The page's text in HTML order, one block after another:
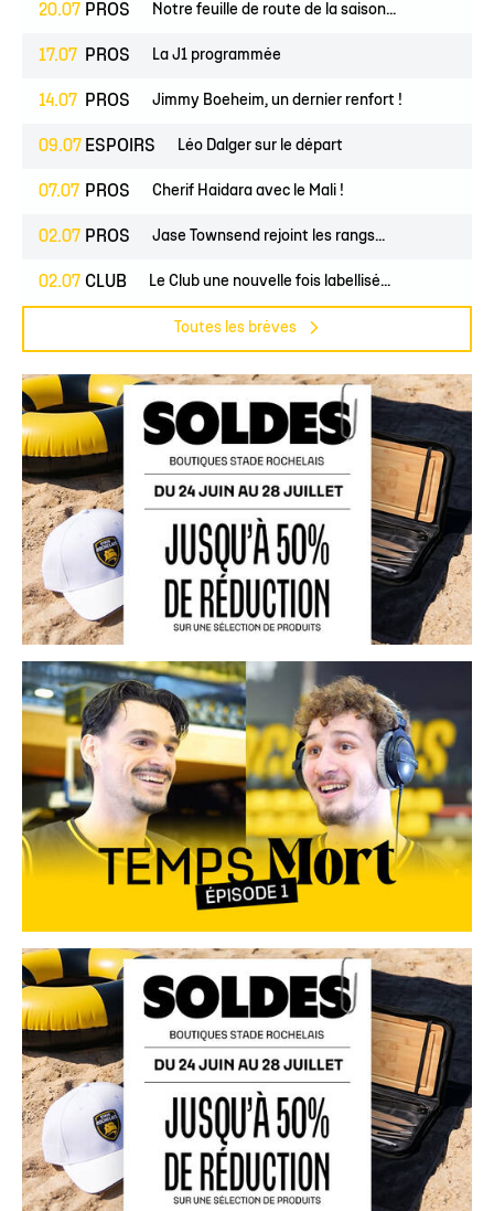
20.07 PROS Notre feuille de route de la saison...
17.07 PROS La J1 programmée
14.07 PROS Jimmy Boeheim, un dernier renfort !
09.07 ESPOIRS Léo Dalger sur le départ
07.07 PROS Cherif Haidara avec le Mali !
02.07 PROS Jase Townsend rejoint les rangs...
02.07 CLUB Le Club une nouvelle fois labellisé...
Toutes les brèves